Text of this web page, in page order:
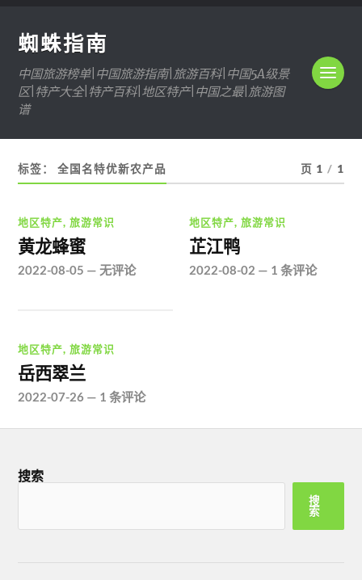
蜘蛛指南
中国旅游榜单|中国旅游指南|旅游百科|中国5A级景
区|特产大全|特产百科|地区特产|中国之最|旅游图
谱
标签：全国名特优新农产品 页 1 / 1
地区特产,旅游常识
黄龙蜂蜜
2022-08-05 —无评论
地区特产,旅游常识
芷江鸭
2022-08-02 — 1 条评论
地区特产,旅游常识
岳西翠兰
2022-07-26 — 1 条评论
搜索
搜
索